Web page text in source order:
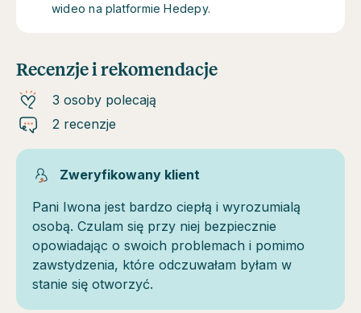
wideo na platformie Hedepy.
Recenzje i rekomendacje
3 osoby polecają
2 recenzje
Zweryfikowany klient
Pani Iwona jest bardzo ciepłą i wyrozumialą
osobą. Czulam się przy niej bezpiecznie
opowiadając o swoich problemach i pomimo
zawstydzenia, które odczuwałam byłam w
stanie się otworzyć.